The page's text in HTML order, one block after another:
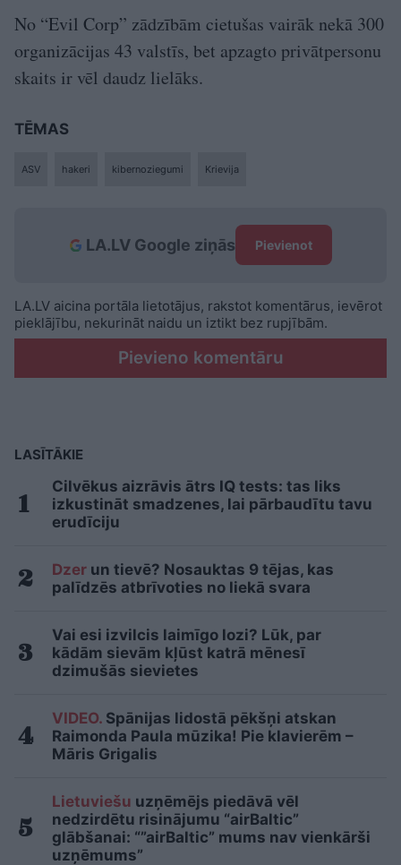
No “Evil Corp” zādzībām cietušas vairāk nekā 300
organizācijas 43 valstīs, bet apzagto privātpersonu
skaits ir vēl daudz lielāks.
TĒMAS
ASV hakeri kibernoziegumi Krievija
LA.LV Google ziņās Pievienot
LA.LV aicina portāla lietotājus, rakstot komentārus, ievērot
pieklājību, nekurināt naidu un iztikt bez rupjībām.
Pievieno komentāru
LASĪTĀKIE
Cilvēkus aizrāvis ātrs IQ tests: tas liks
izkustināt smadzenes, lai pārbaudītu tavu
erudīciju
Dzer un tievē? Nosauktas 9 tējas, kas
palīdzēs atbrīvoties no liekā svara
Vai esi izvilcis laimīgo lozi? Lūk, par
kādām sievām kļūst katrā mēnesī
dzimušās sievietes
VIDEO. Spānijas lidostā pēkšņi atskan
Raimonda Paula mūzika! Pie klavierēm –
Māris Grigalis
Lietuviešu uzņēmējs piedāvā vēl
nedzirdētu risinājumu “airBaltic”
glābšanai: “”airBaltic” mums nav vienkārši
uzņēmums”